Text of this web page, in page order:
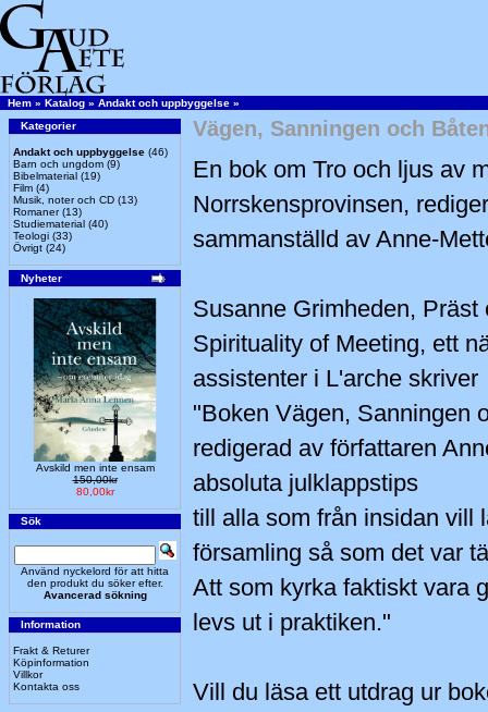
Hem » Katalog » Andakt och uppbyggelse »
Kategorier
Andakt och uppbyggelse (46)
Barn och ungdom (9)
Bibelmaterial (19)
Film (4)
Musik, noter och CD (13)
Romaner(13)
Studiematerial (40)
Teologi (33)
Övrigt (24)
Nyheter
Avskild men inte ensam
150,00kr
80,00kr
Sök
Använd nyckelord för att hitta
den produkt du söker efter.
Avancerad sökning
Information
Frakt & Returer
Köpinformation
Villkor
Kontakta oss
Vägen, Sanningen och
En bok om Tro och ljus av
Norrskensprovinsen,
sammanställd av Anne-
Susanne Grimheden, Präst
Spirituality of Meeting, ett
assistenter i L'arche skriver
"Boken Vägen, Sanningen
redigerad av författaren
absoluta julklappstips
till alla som från insidan vill
församling så som det var
Att som kyrka faktiskt vara
levs ut i praktiken."
Vill du läsa ett utdrag ur